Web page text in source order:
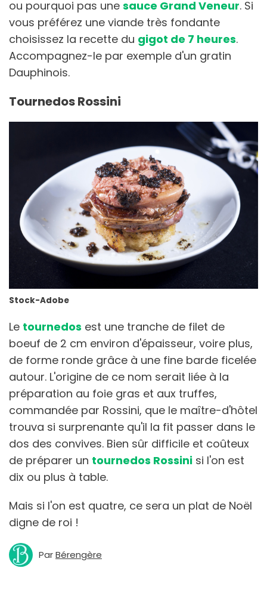
ou pourquoi pas une sauce Grand Veneur. Si
vous préférez une viande très fondante
choisissez la recette du gigot de 7 heures.
Accompagnez-le par exemple d'un gratin
Dauphinois.
Tournedos Rossini
Stock-Adobe
Le tournedos est une tranche de filet de
boeuf de 2 cm environ d'épaisseur, voire plus,
de forme ronde grâce à une fine barde ficelée
autour. L'origine de ce nom serait liée à la
préparation au foie gras et aux truffes,
commandée par Rossini, que le maître-d'hôtel
trouva si surprenante qu'il la fit passer dans le
dos des convives. Bien sûr difficile et coûteux
de préparer un tournedos Rossini si l'on est
dix ou plus à table.
Mais si l'on est quatre, ce sera un plat de Noël
digne de roi !
ParBérengère